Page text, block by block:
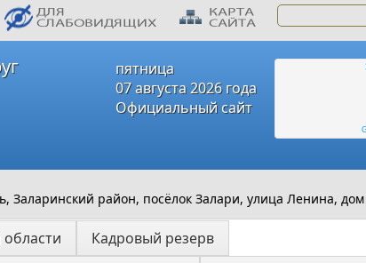
пятница
07 августа 2026 года
Официальный сайт
Заларинский район, посёлок Залари, улица Ленина,
Кадровый резерв